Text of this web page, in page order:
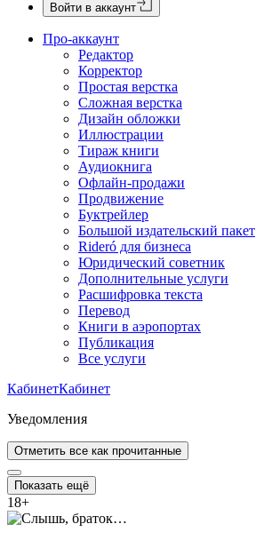
Войти в аккаунт
Про-аккаунт
Редактор
Корректор
Простая верстка
Сложная верстка
Дизайн обложки
Иллюстрации
Тираж книги
Аудиокнига
Офлайн-продажи
Продвижение
Буктрейлер
Большой издательский пакет
Rideró для бизнеса
Юридический советник
Дополнительные услуги
Расшифровка текста
Перевод
Книги в аэропортах
Публикация
Все услуги
КабинетКабинет
Уведомления
Отметить все как прочитанные
Показать ещё
18+